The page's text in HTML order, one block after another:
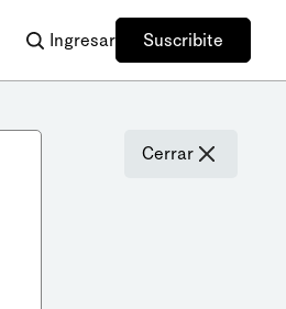
Ingresar Suscribite
Cerrar